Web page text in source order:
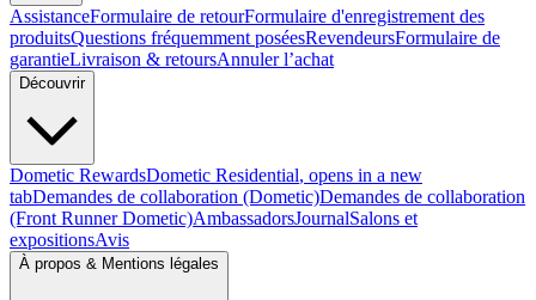
AssistanceFormulaire de retourFormulaire d'enregistrement des
produitsQuestions fréquemment poséesRevendeursFormulaire de
garantieLivraison & retoursAnnuler l’achat
Découvrir
Dometic RewardsDometic Residential, opens in a new
tabDemandes de collaboration (Dometic)Demandes de collaboration
(Front Runner Dometic)AmbassadorsJournalSalons et
expositionsAvis
À propos & Mentions légales